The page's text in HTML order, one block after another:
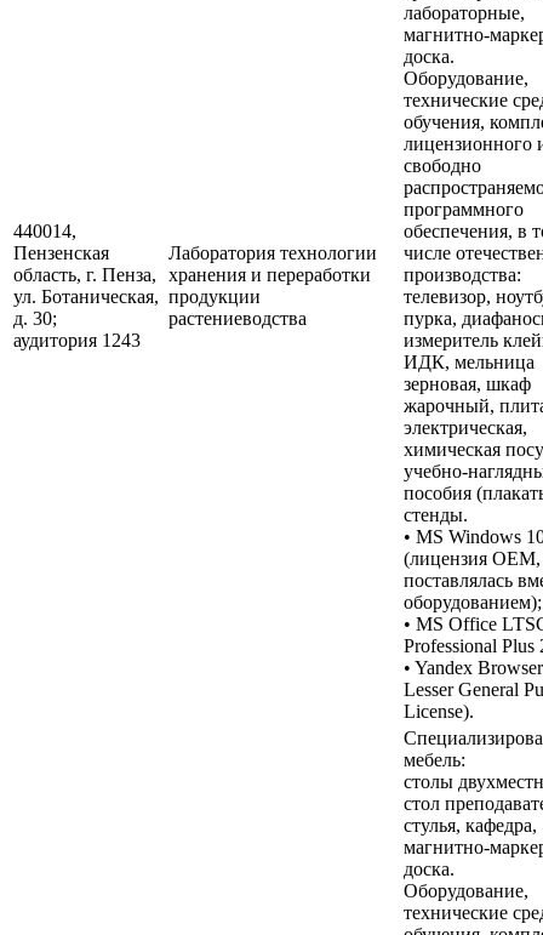
440014,
Пензенская
область, г. Пенза,
ул. Ботаническая,
д. 30;
аудитория 1243
Лаборатория технологии
хранения и переработки
продукции
растениеводства
лабораторные,
магнитно-
доска.
Оборудование,
технические
обучения,
лицензионного
свободно
программного
обеспечения, в
числе
производства:
телевизор,
пурка,
измеритель
ИДК, мельница
зерновая, шкаф
жарочный,
электрическая,
химическая
учебно-
пособия
стенды.
• MS Windows
(лицензия OEM,
поставлялась
оборудованием);
• MS Office
Professional Plus
• Yandex
Lesser General
License).
мебель:
столы
стол
стулья, кафедра,
магнитно-
доска.
Оборудование,
технические